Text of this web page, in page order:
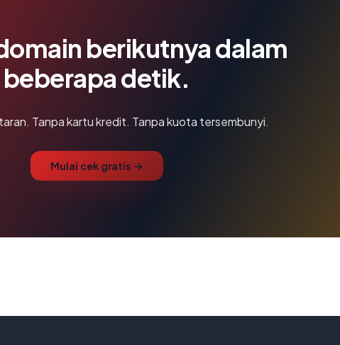
berikutnya dalam
beberapa detik.
Tanpa kartu kredit. Tanpa kuota tersembunyi.
Mulai cek gratis →